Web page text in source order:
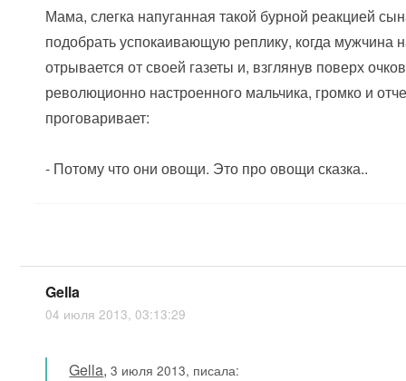
Мама, слегка напуганная такой бурной реакцией
подобрать успокаивающую реплику, когда мужчина
отрывается от своей газеты и, взглянув поверх
революционно настроенного мальчика, громко и
проговаривает:
- Потому что они овощи. Это про овощи сказка..
Gella
04 июля 2013, 03:13:29
Gella,3 июля 2013, писала: